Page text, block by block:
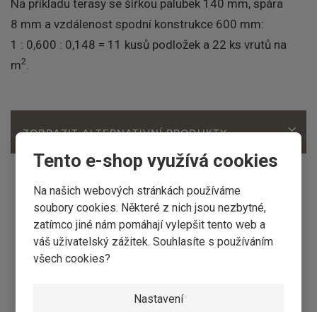
Tento e-shop využívá cookies
Na našich webových stránkách používáme
soubory cookies. Některé z nich jsou nezbytné,
zatímco jiné nám pomáhají vylepšit tento web a
váš uživatelský zážitek. Souhlasíte s používáním
všech cookies?
Nastavení
Na příkladu terasy se šířkou palubek 140 mm, spára
8 mm a vzdálenost spodní konstrukce 600 mm:
1 : 0,600 : 0,148 = 11 kusů podložek a 22 ks vrutů na
m2
ZOBRAZIT ALTERNATIVNÍ PRODUKTY